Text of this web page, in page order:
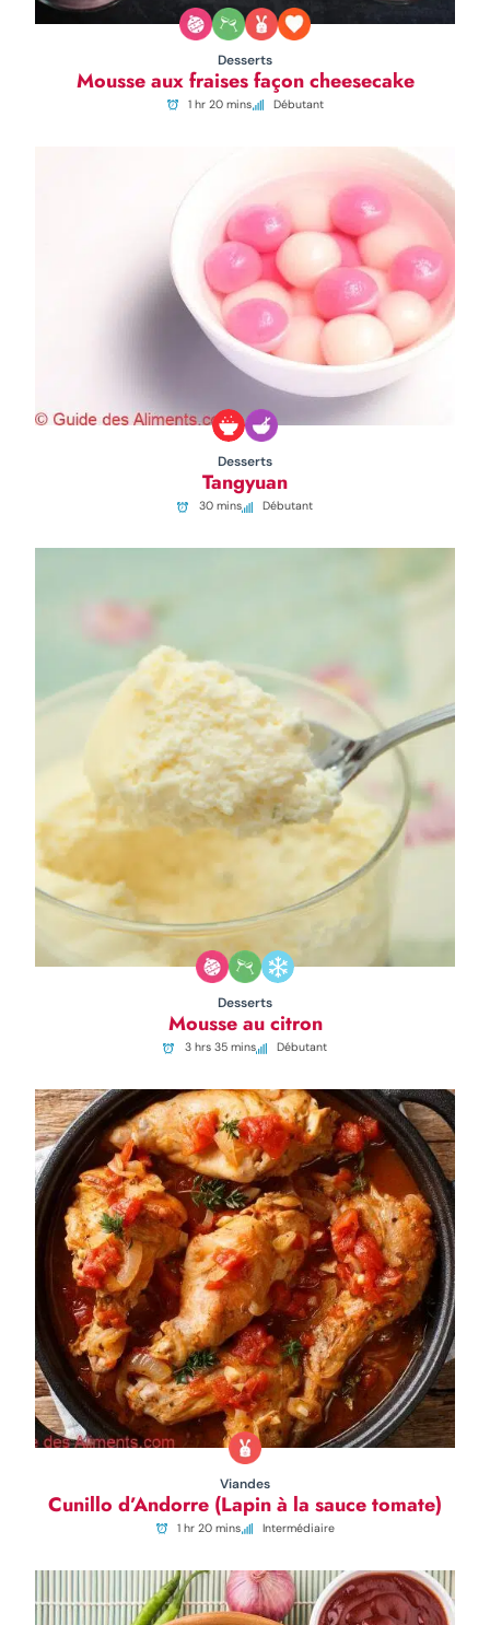
Desserts
Mousse aux fraises façon cheesecake
1 hr 20 mins Débutant
Desserts
Tangyuan
30 mins Débutant
Desserts
Mousse au citron
3 hrs 35 mins Débutant
Viandes
Cunillo d’Andorre (Lapin à la sauce tomate)
1 hr 20 mins Intermédiaire